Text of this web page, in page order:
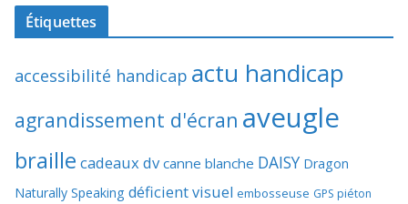
Étiquettes
accessibilité handicap actu handicap
agrandissement d'écran aveugle
braille cadeaux dv canne blanche DAISY Dragon
Naturally Speaking déficient visuel embosseuse GPS piéton